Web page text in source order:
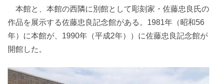
本館と、本館の西隣に別館として彫刻家・佐藤忠良氏の
作品を展示する佐藤忠良記念館がある。1981年（昭和56
年）に本館が、1990年（平成2年））に佐藤忠良記念館が
開館した。